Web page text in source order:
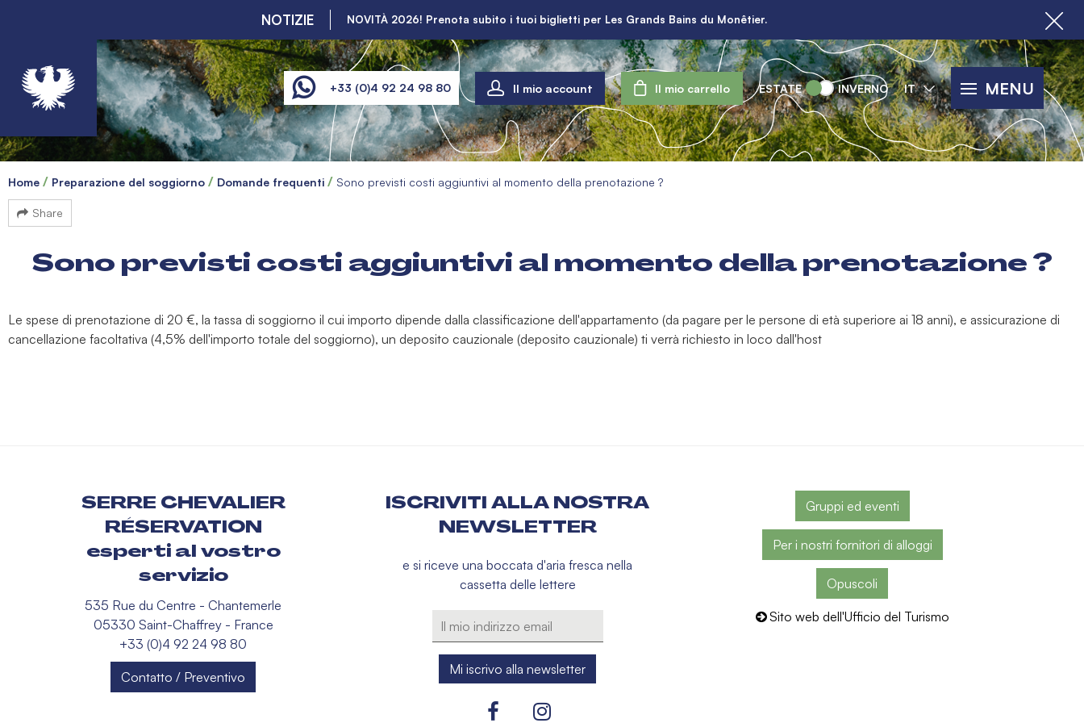
NOTIZIE NOVITÀ 2026! Prenota subito i tuoi biglietti per Les Grands Bains du Monêtier.
+33 (0)4 92 24 98 80 Il mio account Il mio carrello ESTATE INVERNO IT MENU
Home Preparazione del soggiorno Domande frequenti Sono previsti costi aggiuntivi al momento della prenotazione ?
Share
Sono previsti costi aggiuntivi al momento della prenotazione ?
Le spese di prenotazione di 20 €, la tassa di soggiorno il cui importo dipende dalla classificazione dell'appartamento (da pagare per le persone di età superiore ai 18 anni), e assicurazione di
cancellazione facoltativa (4,5% dell'importo totale del soggiorno), un deposito cauzionale (deposito cauzionale) ti verrà richiesto in loco dall'host
SERRE CHEVALIER
RÉSERVATION
esperti al vostro
servizio
535 Rue du Centre - Chantemerle
05330 Saint-Chaffrey - France
+33 (0)4 92 24 98 80
Contatto / Preventivo
ISCRIVITI ALLA NOSTRA
NEWSLETTER
e si riceve una boccata d'aria fresca nella
cassetta delle lettere
Gruppi ed eventi
Per i nostri fornitori di alloggi
Opuscoli
Sito web dell'Ufficio del Turismo